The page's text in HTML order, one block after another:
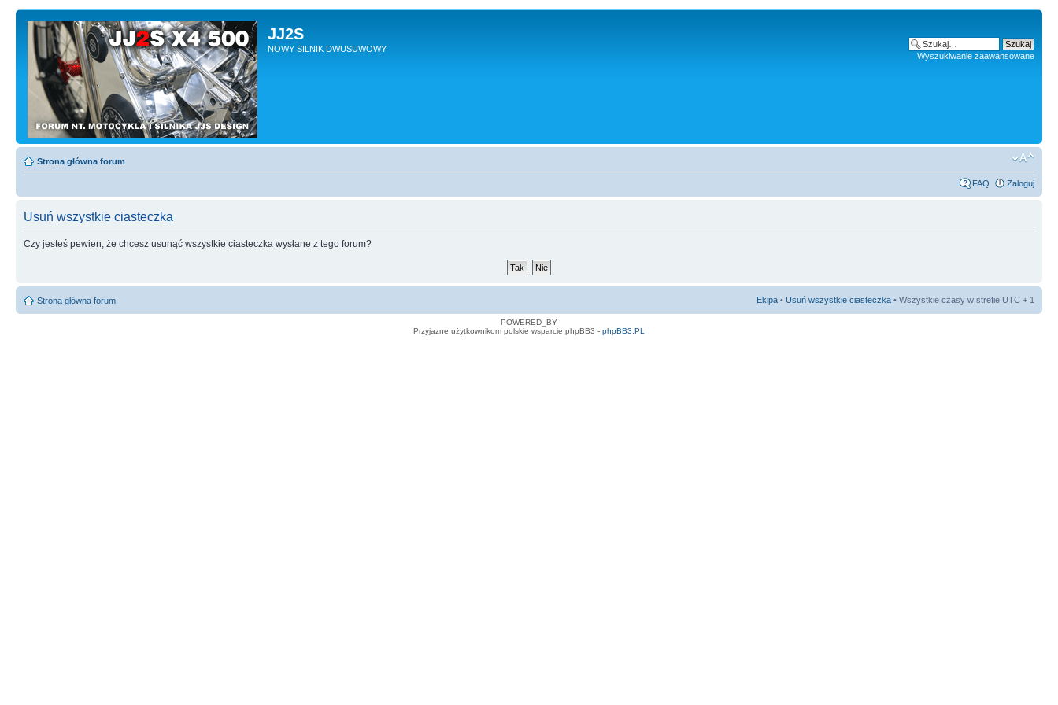
JJ2S
NOWY SILNIK DWUSUWOWY
Wyszukiwanie zaawansowane
Strona główna forum
FAQ Zaloguj
Usuń wszystkie ciasteczka
Czy jesteś pewien, że chcesz usunąć wszystkie ciasteczka wysłane z tego forum?
Strona główna forum Ekipa • Usuń wszystkie ciasteczka • Wszystkie czasy w strefie UTC + 1
POWERED_BY
Przyjazne użytkownikom polskie wsparcie phpBB3 - phpBB3.PL